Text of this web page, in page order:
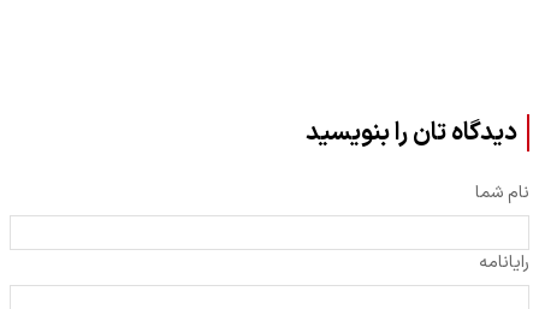
دیدگاه تان را بنویسید
نام شما
رایانامه